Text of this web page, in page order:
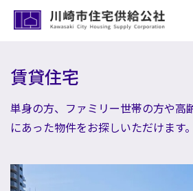
賃貸住宅
単身の方、ファミリー世帯の方や高
にあった物件をお探しいただけます。